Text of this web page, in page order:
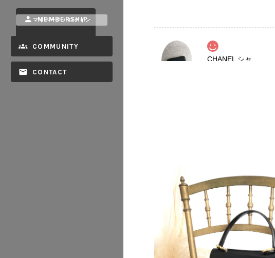
MEMBERSHIP
マイページ / ログイン
COMMUNITY
CONTACT
2026/08/05